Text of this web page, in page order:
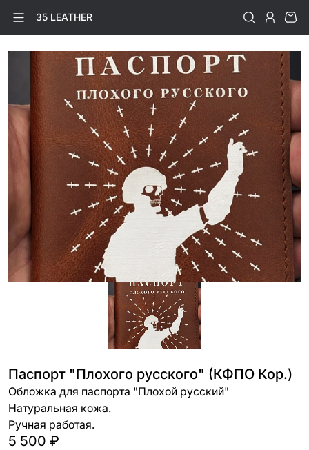
35 LEATHER
Паспорт "Плохого русского" (КФПО Кор.)
Обложка для паспорта "Плохой русский"
Натуральная кожа.
Ручная работая.
5 500 ₽